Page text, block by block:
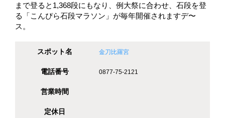
まで登ると1,368段にもなり、例大祭に合わせ、石段を登
る「こんぴら石段マラソン」が毎年開催されますデ〜
ス。
スポット名 金刀比羅宮
電話番号 0877-75-2121
営業時間
定休日